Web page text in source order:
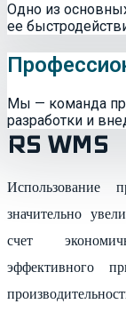
Одно из
ее
Мы — команда
разработки и
RS WMS
Использование
значительно
счет
эффективного